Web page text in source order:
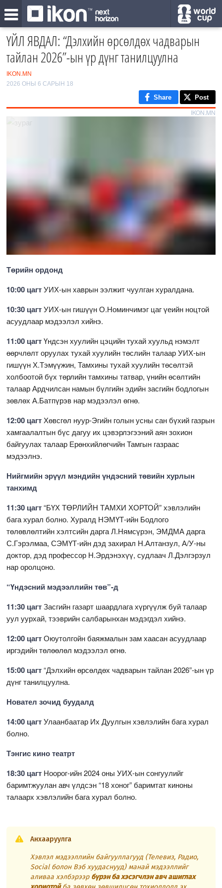
ҮЙЛ ЯВДАЛ: “Дэлхийн өрсөлдөх чадварын
тайлан 2026”-ын үр дүнг танилцуулна
IKON.MN
2026 ОНЫ 6 САРЫН 18
Share Post
IKON.MN
Төрийн ордонд
10:00 цагтУИХ-ын хаврын ээлжит чуулган хуралдана.
10:30 цагтУИХ-ын гишүүн О.Номинчимэг цаг үеийн ноцтой
асуудлаар мэдээлэл хийнэ.
11:00 цагтҮндсэн хуулийн цэцийн тухай хуульд нэмэлт
өөрчлөлт оруулах тухай хуулийн төслийн талаар УИХ-ын
гишүүн Х.Тэмүүжин, Тамхины тухай хуулийн төсөлтэй
холбоотой бүх төрлийн тамхины татвар, үнийн өсөлтийн
талаар Ардчилсан намын бүлгийн эдийн засгийн бодлогын
зөвлөх А.Батпүрэв нар мэдээлэл өгнө.
12:00 цагтХөвсгөл нуур-Эгийн голын усны сан бүхий газрын
хамгаалалтын бүс дагуу их цэвэрлэгээний аян зохион
байгуулах талаар Ерөнхийлөгчийн Тамгын газраас
мэдээлнэ.
Нийгмийн эрүүл мэндийн үндэсний төвийн хурлын
танхимд
11:30 цагт“БҮХ ТӨРЛИЙН ТАМХИ ХОРТОЙ” хэвлэлийн
бага хурал болно. Хуралд НЭМҮТ-ийн Бодлого
төлөвлөлтийн хэлтсийн дарга Л.Нямсүрэн, ЭМДМА дарга
С.Гэрэлмаа, СЭМҮТ-ийн дэд захирал Н.Алтанзул, А/У-ны
доктор, дэд профессор Н.Эрдэнэхүү, судлаач Л.Дэлгэрзул
нар оролцоно.
“Үндэсний мэдээллийн төв”-д
11:30 цагтЗасгийн газарт шаардлага хүргүүлж буй талаар
уул уурхай, тээврийн салбарынхан мэдэгдэл хийнэ.
12:00 цагтОюутолгойн баяжмалын зам хаасан асуудлаар
иргэдийн төлөөлөл мэдээлэл өгнө.
15:00 цагт“Дэлхийн өрсөлдөх чадварын тайлан 2026”-ын үр
дүнг танилцуулна.
Новател зочид буудалд
14:00 цагтУлаанбаатар Их Дуулгын хэвлэлийн бага хурал
болно.
Тэнгис кино театрт
18:30 цагт Ноорог-ийн 2024 оны УИХ-ын сонгуулийг
баримтжуулан авч үлдсэн “18 хоног” баримтат киноны
талаарх хэвлэлийн бага хурал болно.
Анхааруулга
Хэвлэл мэдээллийн байгууллагууд (Телевиз, Радио,
Social болон Вэб хуудаснууд) манай мэдээллийг
аливаа хэлбэрээр бүрэн ба хэсэгчлэн авч ашиглах